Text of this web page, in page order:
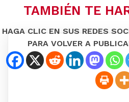
TAMBIÉN TE
HAGA CLIC EN SUS REDES
PARA VOLVER A